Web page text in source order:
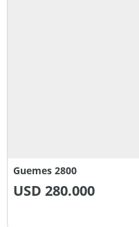
Guemes 2800
USD 280.000